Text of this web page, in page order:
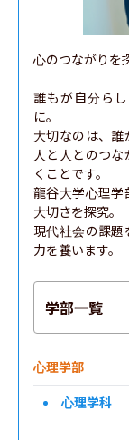
心のつながりを
誰もが自分ら
に。
大切なのは、
人と人とのつ
くことです。
龍谷大学心理学
大切さを探究。
現代社会の課
力を養います。
学部一覧
心理学部
心理学科